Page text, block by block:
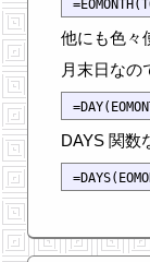
他にも色々
月末日なの
DAYS 関数